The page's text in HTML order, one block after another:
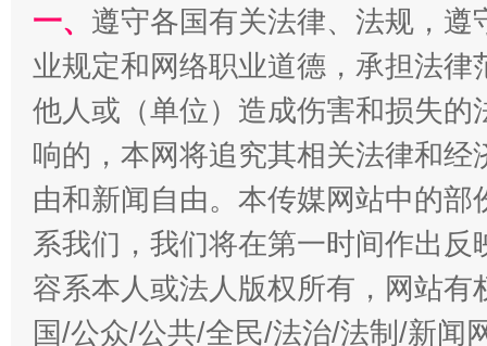
“刷贴”乱象丛生
生
一、 遵守各国有关法律、法规，
业规定和网络职业道德，承担法
他人或（单位）造成伤害和损失
响的，本网将追究其相关法律和
由和新闻自由。本传媒网站中的
系我们，我们将在第一时间作出
容系本人或法人版权所有，网站
国/公众/公共/全民/法治/法制/新闻